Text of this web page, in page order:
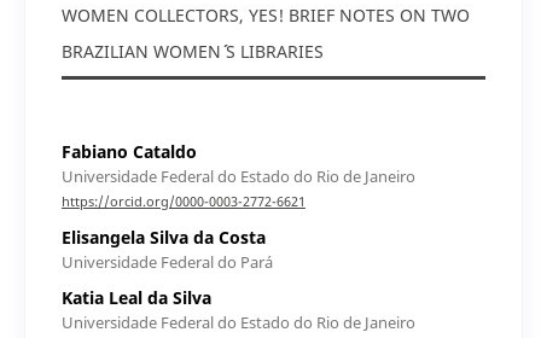
WOMEN COLLECTORS, YES! BRIEF NOTES ON TWO
BRAZILIAN WOMEN´´ S LIBRARIES
Fabiano Cataldo
Universidade Federal do Estado do Rio de Janeiro
https://orcid.org/0000-0003-2772-6621
Elisangela Silva da Costa
Universidade Federal do Pará
Katia Leal da Silva
Universidade Federal do Estado do Rio de Janeiro